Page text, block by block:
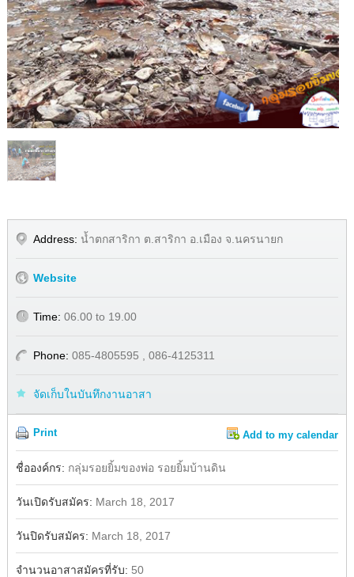
1/1
Address: น้ำตกสาริกา ต.สาริกา อ.เมือง จ.นครนายก
Website
Time: 06.00 to 19.00
Phone: 085-4805595 , 086-4125311
จัดเก็บในบันทึกงานอาสา
Print Add to my calendar
Facebook
ชื่อองค์กร: กลุ่มรอยยิ้มของพ่อ รอยยิ้มบ้านดิน
วันเปิดรับสมัคร: March 18, 2017
วันปิดรับสมัคร: March 18, 2017
จำนวนอาสาสมัครที่รับ: 50